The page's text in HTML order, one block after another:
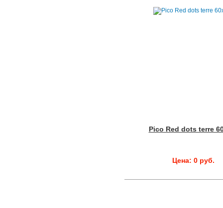
Pico Red dots terre
Цена: 0 руб.